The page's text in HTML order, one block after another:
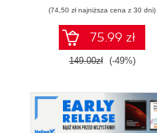
(74,50 zł najniższa cena z 30 dni)
75.99 zł
149.00zł (-49%)